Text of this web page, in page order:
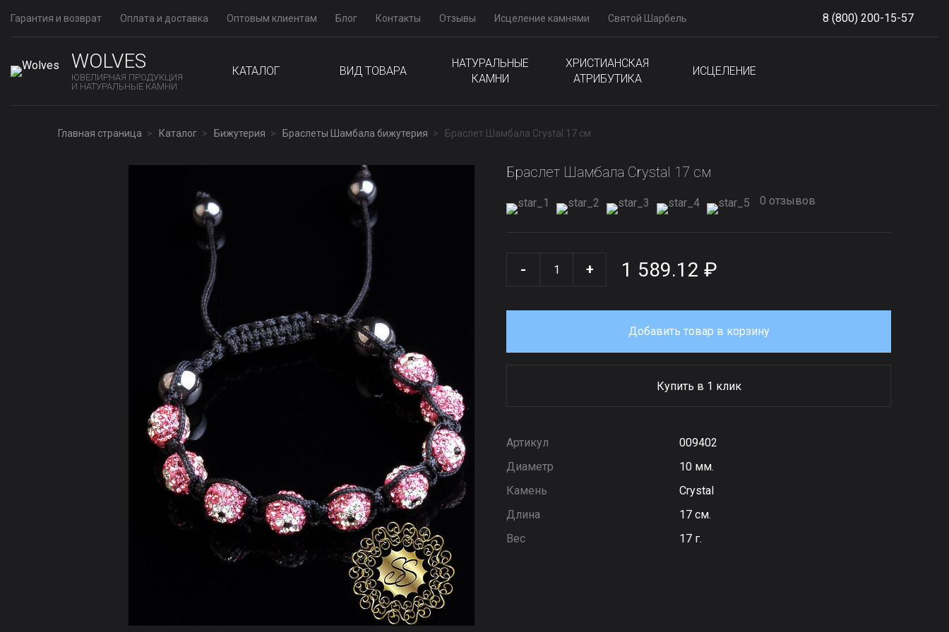
Гарантия и возврат Оплата и доставка Оптовым клиентам Блог Контакты Отзывы Исцеление камнями Святой Шарбель 8 (800) 200-15-57
WOLVES
ЮВЕЛИРНАЯ ПРОДУКЦИЯ
И НАТУРАЛЬНЫЕ КАМНИ
КАТАЛОГ ВИД ТОВАРА
НАТУРАЛЬНЫЕ
КАМНИ
ХРИСТИАНСКАЯ
АТРИБУТИКА
ИСЦЕЛЕНИЕ
Главная страница Каталог Бижутерия Браслеты Шамбала бижутерия Браслет Шамбала Crystal 17 см
Браслет Шамбала Crystal 17 см
0 отзывов
- + 1 589.12 ₽
Добавить товар в корзину
Купить в 1 клик
Артикул
009402
Диаметр
10 мм.
Камень
Сrystal
Длина
17 см.
Вес
17 г.